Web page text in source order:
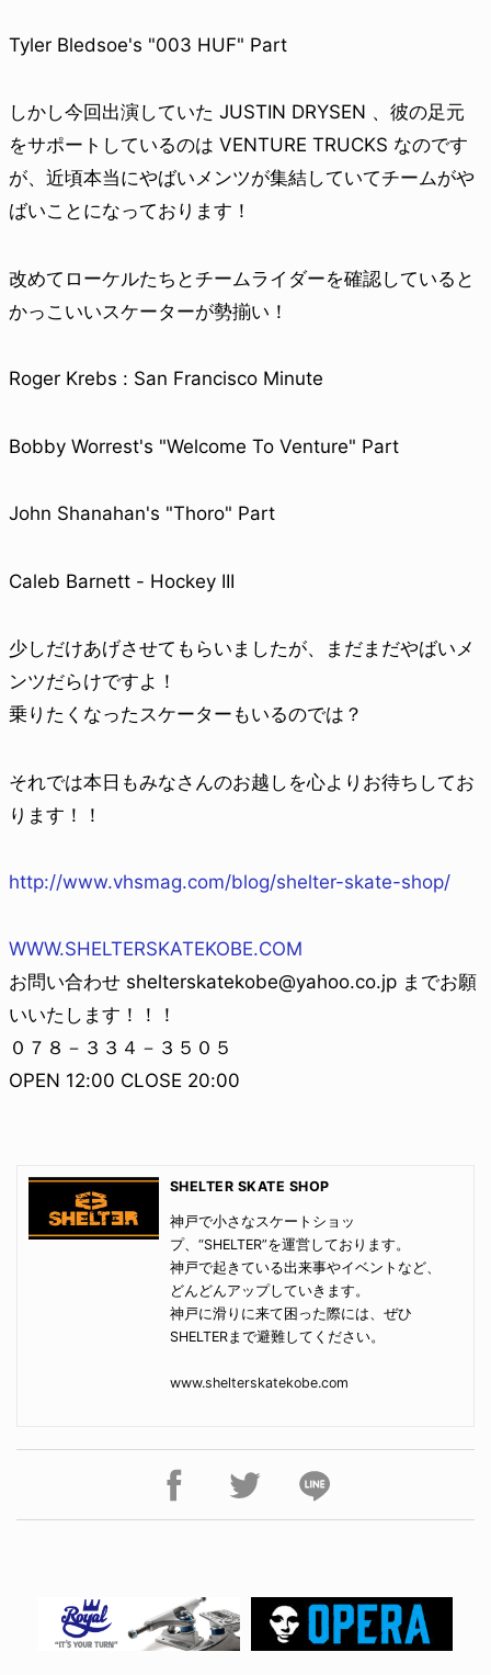
Tyler Bledsoe's "003 HUF" Part
しかし今回出演していた JUSTIN DRYSEN 、彼の足元
をサポートしているのは VENTURE TRUCKS なのです
が、近頃本当にやばいメンツが集結していてチームがや
ばいことになっております！
改めてローケルたちとチームライダーを確認していると
かっこいいスケーターが勢揃い！
Roger Krebs : San Francisco Minute
Bobby Worrest's "Welcome To Venture" Part
John Shanahan's "Thoro" Part
Caleb Barnett - Hockey III
少しだけあげさせてもらいましたが、まだまだやばいメ
ンツだらけですよ！
乗りたくなったスケーターもいるのでは？
それでは本日もみなさんのお越しを心よりお待ちしてお
ります！！
http://www.vhsmag.com/blog/shelter-skate-shop/
WWW.SHELTERSKATEKOBE.COM
お問い合わせ shelterskatekobe@yahoo.co.jp までお願
いいたします！！！
０７８－３３４－３５０５
OPEN 12:00 CLOSE 20:00
SHELTER SKATE SHOP
神戸で小さなスケートショッ
プ、“SHELTER”を運営しております。
神戸で起きている出来事やイベントなど、
どんどんアップしていきます。
神戸に滑りに来て困った際には、ぜひ
SHELTERまで避難してください。
www.shelterskatekobe.com